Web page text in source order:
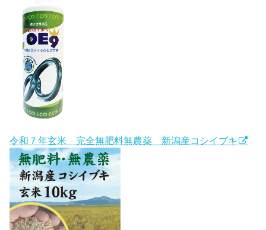
令和７年玄米 完全無肥料無農薬 新潟産コシイブキ